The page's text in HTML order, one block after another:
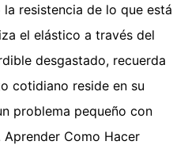
resistencia de lo que está
el elástico a través del
desgastado, recuerda
cotidiano reside en su
problema pequeño con
Aprender Como Hacer